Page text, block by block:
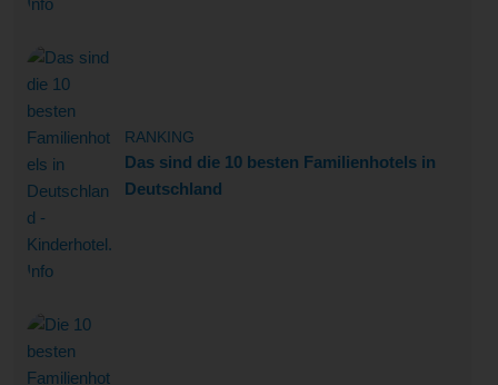
RANKING
Das sind die 10 besten Familienhotels in
Deutschland